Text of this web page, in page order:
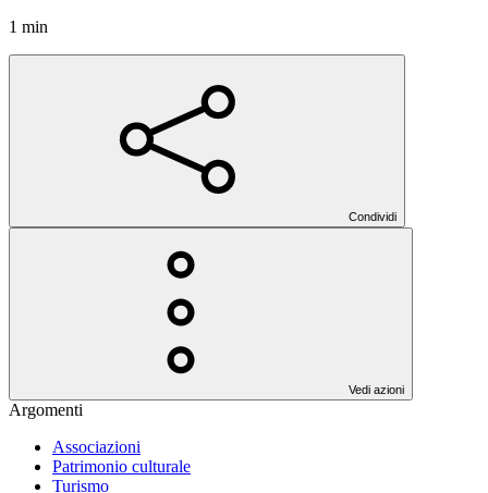
1 min
Condividi
Vedi azioni
Argomenti
Associazioni
Patrimonio culturale
Turismo